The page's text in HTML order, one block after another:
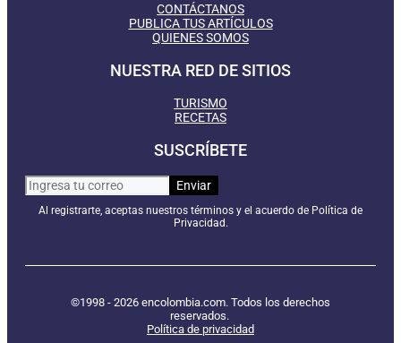
CONTÁCTANOS
PUBLICA TUS ARTÍCULOS
QUIENES SOMOS
NUESTRA RED DE SITIOS
TURISMO
RECETAS
SUSCRÍBETE
Al registrarte, aceptas nuestros términos y el acuerdo de Política de
Privacidad.
©1998 - 2026 encolombia.com. Todos los derechos
reservados.
Política de privacidad